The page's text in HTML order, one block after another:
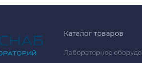
Каталог товаров
Лабораторное